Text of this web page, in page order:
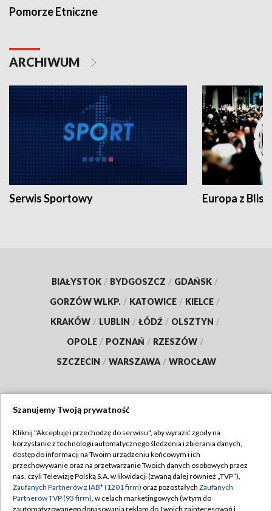
Pomorze Etniczne
ARCHIWUM
Serwis Sportowy Europa z
BIAŁYSTOK / BYDGOSZCZ / GDAŃSK /
GORZÓW WLKP. / KATOWICE / KIELCE /
KRAKÓW / LUBLIN / ŁÓDŹ / OLSZTYN /
OPOLE / POZNAŃ / RZESZÓW /
SZCZECIN / WARSZAWA / WROCŁAW
TVP
Abonament TVP
Emisja w TVP
Centrum informacji TVP
Regulamin TVP
Polityka prywatności
Moje zgody
Szanujemy Twoją prywatność
Kliknij "Akceptuję i przechodzę do serwisu", aby wyrazić zgody na
korzystanie z technologii automatycznego śledzenia i zbierania danych,
dostęp do informacji na Twoim urządzeniu końcowym i ich
przechowywanie oraz na przetwarzanie Twoich danych osobowych przez
nas, czyli Telewizję Polską S.A. w likwidacji (zwaną dalej również „TVP”),
Zaufanych Partnerów z IAB* (1201 firm) oraz pozostałych Zaufanych
Partnerów TVP (93 firm), w celach marketingowych (w tym do
zautomatyzowanego dopasowania reklam do Twoich zainteresowań i